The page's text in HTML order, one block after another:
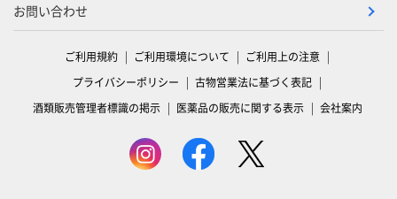
お問い合わせ
ご利用規約 ご利用環境について
ご利用上の注意
プライバシーポリシー
古物営業法に基づく表記
酒類販売管理者標識の掲示
医薬品の販売に関する表示 会社案内